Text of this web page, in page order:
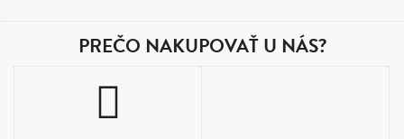
PREČO NAKUPOVAŤ U NÁS?